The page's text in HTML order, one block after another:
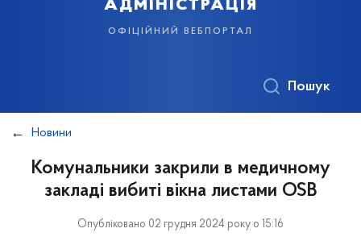
офіційний вебпортал
Пошук
Новини
Комунальники закрили в медичному
закладі вибиті вікна листами OSB
Опубліковано 02 грудня 2024 року о 15:16